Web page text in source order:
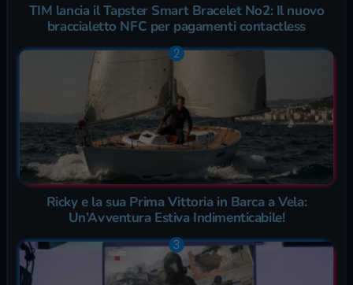
TIM lancia il Tapster Smart Bracelet No2: Il nuovo
braccialetto NFC per pagamenti contactless
Ricky e la sua Prima Vittoria in Barca a Vela:
Un’Avventura Estiva Indimenticabile!